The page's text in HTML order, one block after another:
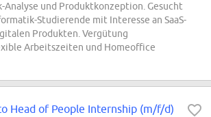
Analyse und Produktkonzeption. Gesucht
Studierende mit Interesse an SaaS-
Produkten. Vergütung
Arbeitszeiten und Homeoffice
Head of People Internship (m/f/d)